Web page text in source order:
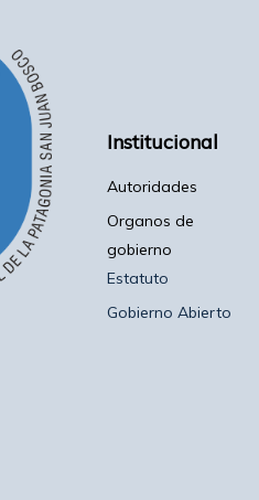
Institucional
Autoridades
Organos de
gobierno
Estatuto
Gobierno Abierto